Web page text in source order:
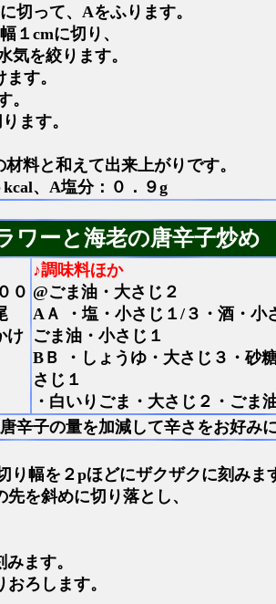
切って、Aをふります。
１cmに切り、
気を絞ります。
す。
。
ます。
料と和えて出来上がりです。
、A塩分：０．９g
ワーと海老の唐辛子炒め
０
け
♪調味料ほか
@ごま油・大さじ２
AＡ ・塩・小さじ１/３・酒・小
ごま油・小さじ１
BＢ ・しょうゆ・大さじ３・砂
さじ１
・白いりごま・大さじ２・ごま
辛子の量を加減して辛さをお好み
り幅を２pほどにザクザクに刻みま
を斜めに切り落とし、
ます。
ろします。